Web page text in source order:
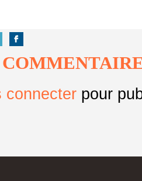
connecter pour